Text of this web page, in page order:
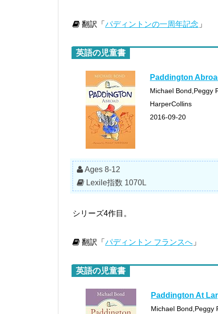
翻訳「 パディントンの一周年記念 」
英語の児童書
Paddington
Michael Bond,Peggy
HarperCollins
2016-09-20
Ages 8-12
Lexile指数 1070L
シリーズ4作目。
翻訳「 パディントン フランスへ 」
英語の児童書
Paddington At
Michael Bond,Peggy